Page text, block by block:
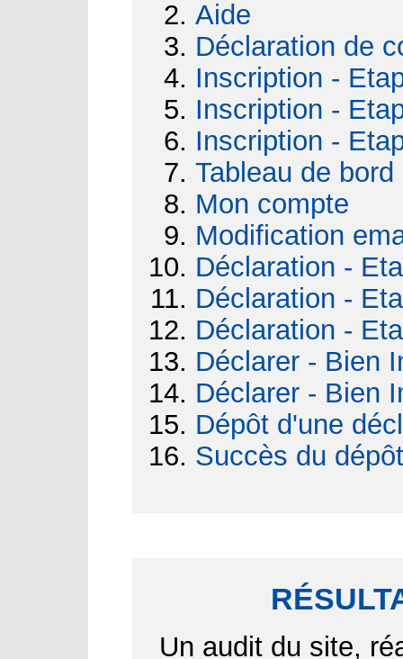
Aide
Déclaration de
Inscription -
Inscription -
Inscription -
Tableau de bord
Mon compte
Modification
Déclaration -
Déclaration -
Déclaration -
Déclarer - Bien
Déclarer - Bien
Dépôt d'une
Succès du
Un audit du site,